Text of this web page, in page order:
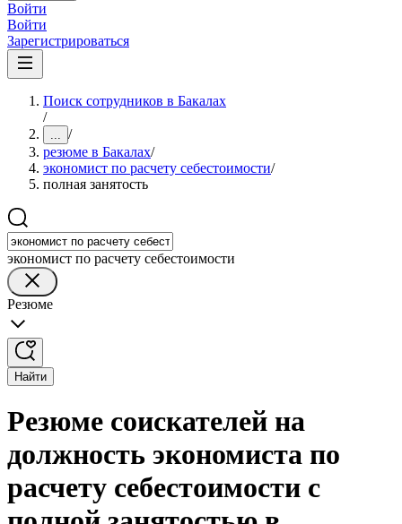
Войти
Войти
Зарегистрироваться
Поиск сотрудников в Бакалах
/
... /
резюме в Бакалах/
экономист по расчету себестоимости/
полная занятость
экономист по расчету себестоимости
Резюме
Найти
Резюме соискателей на
должность экономиста по
расчету себестоимости с